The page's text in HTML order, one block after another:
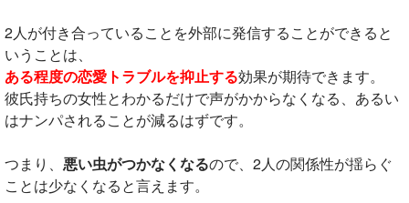
2人が付き合っていることを外部に発信することができると
いうことは、
ある程度の恋愛トラブルを抑止する効果が期待できます。
彼氏持ちの女性とわかるだけで声がかからなくなる、あるい
はナンパされることが減るはずです。
つまり、 悪い虫がつかなくなるので、2人の関係性が揺らぐ
ことは少なくなると言えます。